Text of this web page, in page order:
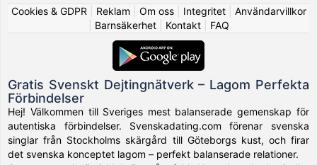
Cookies & GDPR
Reklam Om oss| Integritet| Användarvillkor
Barnsäkerhet| Kontakt| FAQ
Gratis Svenskt Dejtingnätverk – Lagom Perfekta
Förbindelser
Hej! Välkommen till Sveriges mest balanserade gemenskap för
autentiska förbindelser. Svenskadating.com förenar svenska
singlar från Stockholms skärgård till Göteborgs kust, och firar
det svenska konceptet lagom – perfekt balanserade relationer.